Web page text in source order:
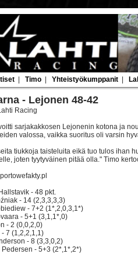
Timo Yhteistyökumppanit
- Lejonen 48-42
Racing
sarjakakkosen Lejonenin kotona ja
valossa, vaikka suoritus oli varsin
tiukkoja taisteluita eikä tuo tulos ihan
joten tyytyväinen pitää olla." Timo
- 48 pkt.
- 14 (2,3,3,3,3)
- 7+2 (1*,2,0,3,1*)
- 5+1 (3,1,1*,0)
- 2 (0,0,2,0)
7 (1,2,2,1,1)
- 8 (3,3,0,2)
- 5+3 (2*,1*,2*)